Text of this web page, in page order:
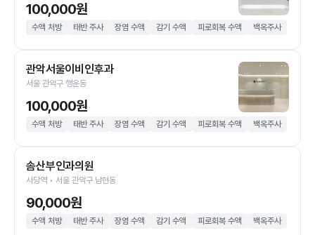
100,000원
수액 처방 태반 주사 장염 수액 감기 수액 피로회복 수액 백옥주사
관악서울이비인후과
서울 관악구 행운동
100,000원
수액 처방 태반 주사 장염 수액 감기 수액 피로회복 수액 백옥주사
솜산부인과의원
사당역 • 서울 관악구 남현동
90,000원
수액 처방 태반 주사 장염 수액 감기 수액 피로회복 수액 백옥주사